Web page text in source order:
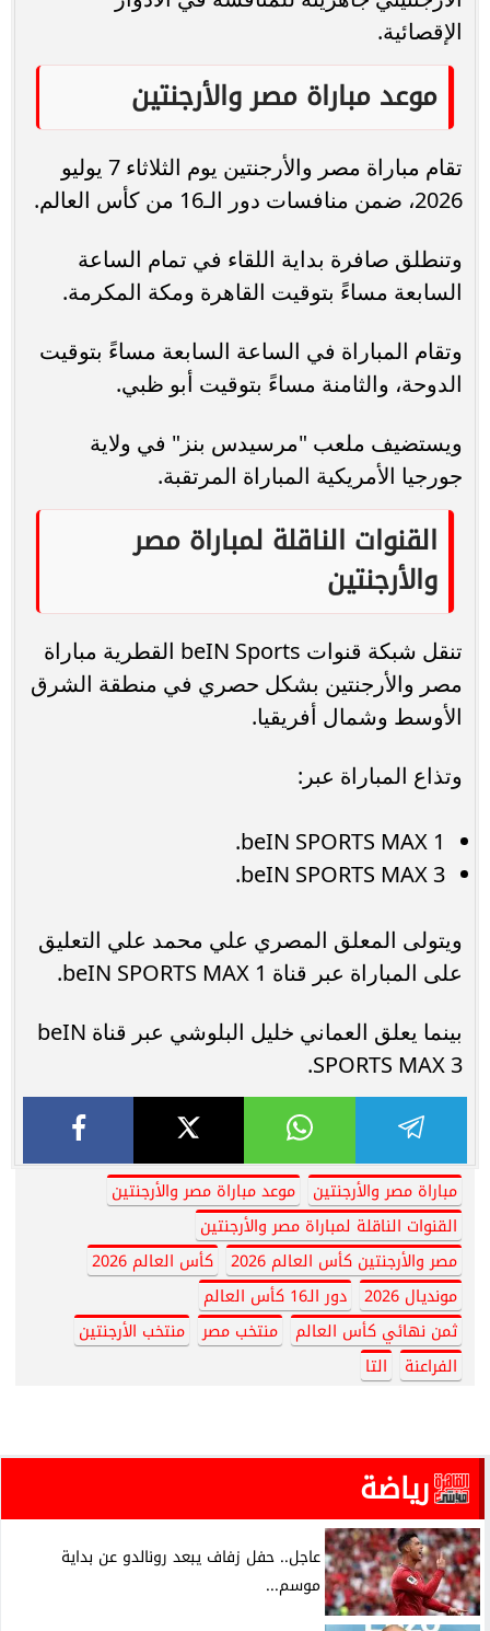
الإقصائية.
موعد مباراة مصر والأرجنتين
تقام مباراة مصر والأرجنتين يوم الثلاثاء 7 يوليو
2026، ضمن منافسات دور الـ16 من كأس العالم.
وتنطلق صافرة بداية اللقاء في تمام الساعة
السابعة مساءً بتوقيت القاهرة ومكة المكرمة.
وتقام المباراة في الساعة السابعة مساءً بتوقيت
الدوحة، والثامنة مساءً بتوقيت أبو ظبي.
ويستضيف ملعب "مرسيدس بنز" في ولاية
جورجيا الأمريكية المباراة المرتقبة.
القنوات الناقلة لمباراة مصر
والأرجنتين
تنقل شبكة قنوات beIN Sports القطرية مباراة
مصر والأرجنتين بشكل حصري في منطقة الشرق
الأوسط وشمال أفريقيا.
وتذاع المباراة عبر:
beIN SPORTS MAX 1.
beIN SPORTS MAX 3.
ويتولى المعلق المصري علي محمد علي التعليق
على المباراة عبر قناة beIN SPORTS MAX 1.
بينما يعلق العماني خليل البلوشي عبر قناة beIN
SPORTS MAX 3.
مباراة مصر والأرجنتين
موعد مباراة مصر والأرجنتين
القنوات الناقلة لمباراة مصر والأرجنتين
مصر والأرجنتين كأس العالم 2026
كأس العالم 2026
مونديال 2026
دور الـ16 كأس العالم
ثمن نهائي كأس العالم
منتخب مصر
منتخب الأرجنتين
الفراعنة
التا
رياضة
عاجل.. حفل زفاف يبعد رونالدو عن بداية
موسم...